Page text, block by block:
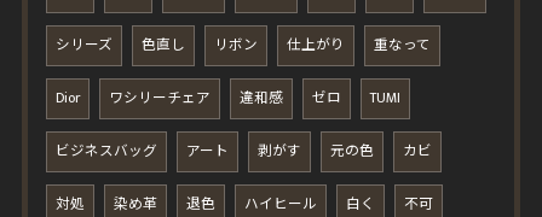
シリーズ 色直し リボン 仕上がり 重なって
Dior ワシリーチェア 違和感 ゼロ TUMI
ビジネスバッグ アート 剥がす 元の色 カビ
対処 染め革 退色 ハイヒール 白く 不可